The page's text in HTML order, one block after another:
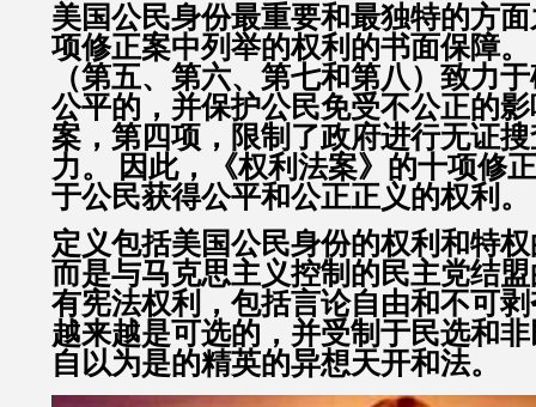
美国公民身份最重要和最独特的方
项修正案中列举的权利的书面保障
（第五、第六、第七和第八）致力
公平的，并保护公民免受不公正的
案，第四项，限制了政府进行无证
力。 因此，《权利法案》的十项修
于公民获得公平和公正正义的权利。
定义包括美国公民身份的权利和特
而是与马克思主义控制的民主党结
有宪法权利，包括言论自由和不可
越来越是可选的，并受制于民选和
自以为是的精英的异想天开和法。